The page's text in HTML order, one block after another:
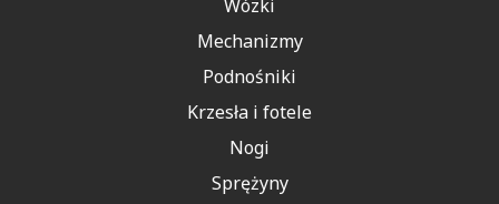
Wózki
Mechanizmy
Podnośniki
Krzesła i fotele
Nogi
Sprężyny